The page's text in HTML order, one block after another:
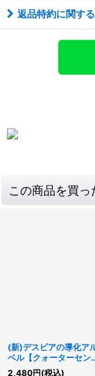
返品特約に関す
この商品を買
(新)デスピアの導化ア
ベル【クォーターセン
ュリーシークレット】
2,480円(税込)